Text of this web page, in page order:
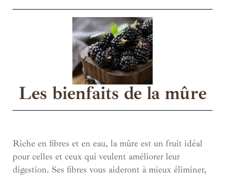
Les bienfaits de la mûre
Riche en fibres et en eau, la mûre est un fruit idéal
pour celles et ceux qui veulent améliorer leur
digestion. Ses fibres vous aideront à mieux éliminer,